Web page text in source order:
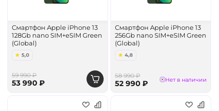
Смартфон Apple iPhone 13
128Gb nano SIM+eSIM Green
(Global)
5,0
59 990 ₽
53 990 ₽
Смартфон Apple iPhone 13
256Gb nano SIM+eSIM Green
(Global)
4,8
58 990 ₽
52 990 ₽ Нет в наличии